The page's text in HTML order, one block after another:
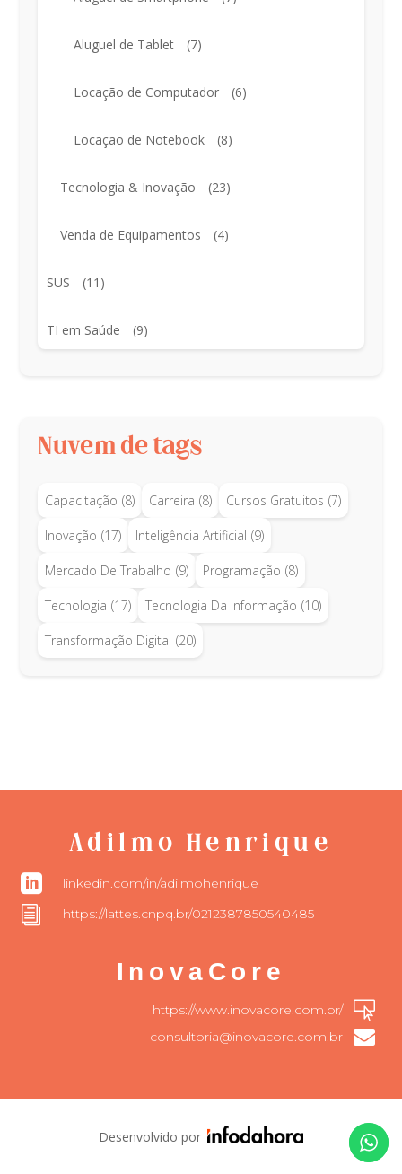
Aluguel de Tablet (7)
Locação de Computador (6)
Locação de Notebook (8)
Tecnologia & Inovação (23)
Venda de Equipamentos (4)
SUS (11)
TI em Saúde (9)
Nuvem de tags
Capacitação (8) Carreira (8) Cursos Gratuitos (7)
Inovação (17) Inteligência Artificial (9)
Mercado De Trabalho (9) Programação (8)
Tecnologia (17) Tecnologia Da Informação (10)
Transformação Digital (20)
Adilmo Henrique
 linkedin.com/in/adilmohenrique
i https://lattes.cnpq.br/0212387850540485
InovaCore

https://www.inovacore.com.br/

consultoria@inovacore.com.br
Desenvolvido por